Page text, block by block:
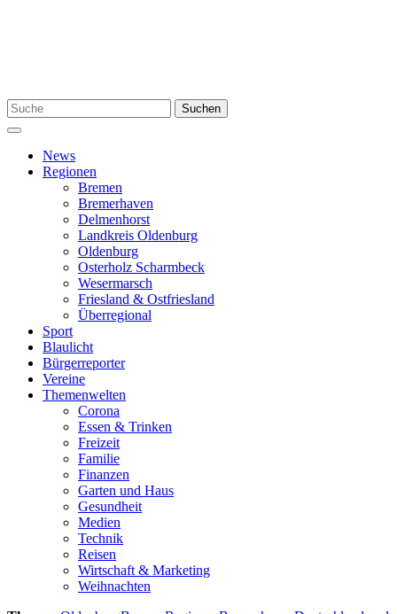
Suchen
nach:
Suchen
Menü
News
Regionen
Bremen
Bremerhaven
Delmenhorst
Landkreis Oldenburg
Oldenburg
Osterholz Scharmbeck
Wesermarsch
Friesland & Ostfriesland
Überregional
Sport
Blaulicht
Bürgerreporter
Vereine
Themenwelten
Corona
Essen & Trinken
Freizeit
Familie
Finanzen
Garten und Haus
Gesundheit
Medien
Technik
Reisen
Wirtschaft & Marketing
Weihnachten